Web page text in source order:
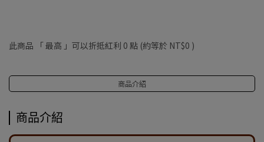
此商品 「 最高 」可以折抵紅利 0 點 (約等於 NT$0 )
商品介紹
商品介紹